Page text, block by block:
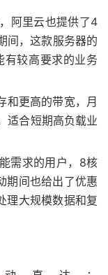
阿里云也提供了4
间，这款服务器的
有较高要求的业务
和更高的带宽，月
适合短期高负载业
需求的用户，8核
期间也给出了优惠
理大规模数据和复